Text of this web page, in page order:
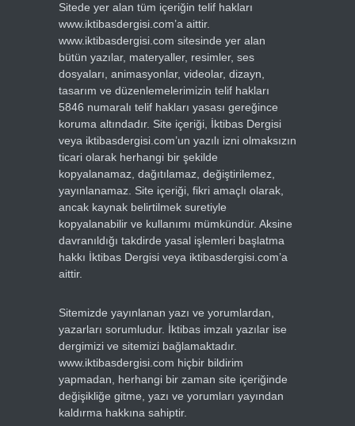
Sitede yer alan tüm içeriğin telif hakları
www.iktibasdergisi.com’a aittir.
www.iktibasdergisi.com sitesinde yer alan
bütün yazılar, materyaller, resimler, ses
dosyaları, animasyonlar, videolar, dizayn,
tasarım ve düzenlemelerimizin telif hakları
5846 numaralı telif hakları yasası gereğince
koruma altındadır. Site içeriği, İktibas Dergisi
veya iktibasdergisi.com’un yazılı izni olmaksızın
ticari olarak herhangi bir şekilde
kopyalanamaz, dağıtılamaz, değiştirilemez,
yayınlanamaz. Site içeriği, fikri amaçlı olarak,
ancak kaynak belirtilmek suretiyle
kopyalanabilir ve kullanımı mümkündür. Aksine
davranıldığı takdirde yasal işlemleri başlatma
hakkı İktibas Dergisi veya iktibasdergisi.com’a
aittir.
Sitemizde yayınlanan yazı ve yorumlardan,
yazarları sorumludur. İktibas imzalı yazılar ise
dergimizi ve sitemizi bağlamaktadır.
www.iktibasdergisi.com hiçbir bildirim
yapmadan, herhangi bir zaman site içeriğinde
değişikliğe gitme, yazı ve yorumları yayından
kaldırma hakkına sahiptir.